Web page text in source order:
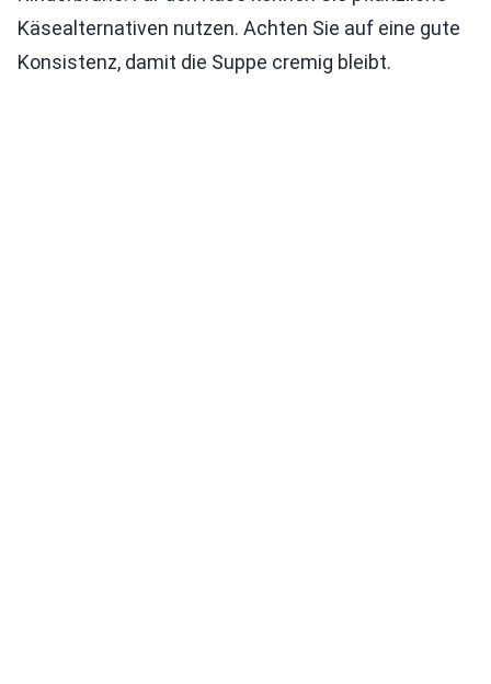
Käsealternativen nutzen. Achten Sie auf eine gute
Konsistenz, damit die Suppe cremig bleibt.